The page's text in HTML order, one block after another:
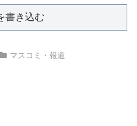
書き込む
マスコミ・報道